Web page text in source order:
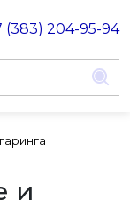
(383) 204-95-94
и